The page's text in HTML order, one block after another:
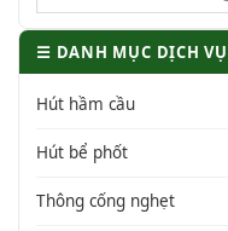
☰ DANH MỤC DỊCH VỤ
Hút hầm cầu
Hút bể phốt
Thông cống nghẹt